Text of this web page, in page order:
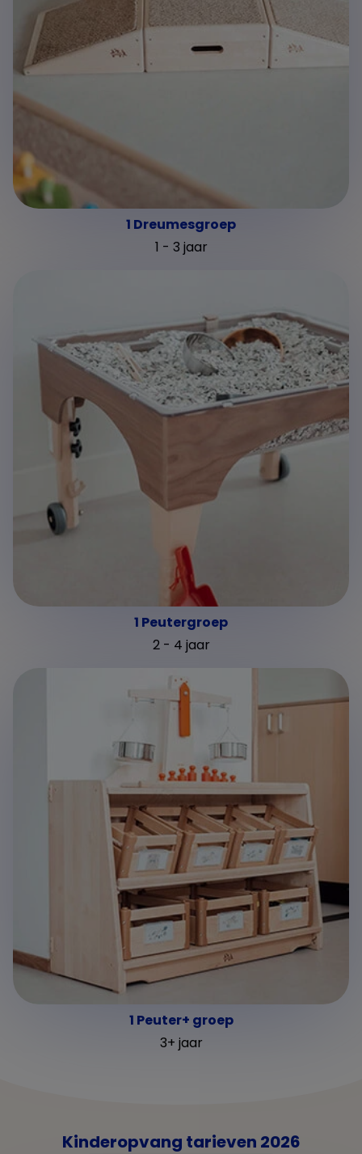
1 Dreumesgroep
1 - 3 jaar
1 Peutergroep
2 - 4 jaar
1 Peuter+ groep
3+ jaar
Kinderopvang tarieven 2026